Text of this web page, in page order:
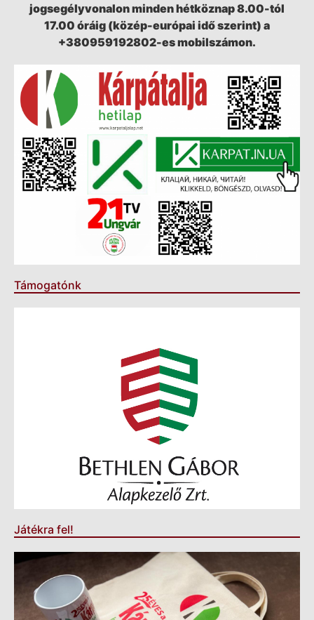
jogsegélyvonalon minden hétköznap 8.00-tól
17.00 óráig (közép-európai idő szerint) a
+380959192802-es mobilszámon.
Támogatónk
Játékra fel!